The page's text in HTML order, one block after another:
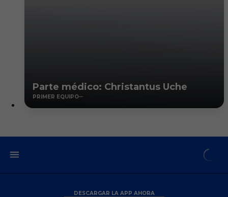
Parte médico: Christantus Uche
PRIMER EQUIPO
DESCARGAR LA APP AHORA